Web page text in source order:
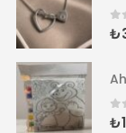
0
₺
0
₺